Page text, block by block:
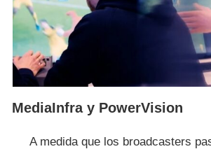
MediaInfra y PowerVision
A medida que los broadcasters